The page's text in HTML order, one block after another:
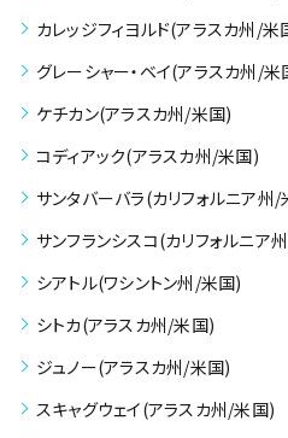
カレッジフィヨルド(アラスカ州/米
グレーシャー・ベイ(アラスカ州/米
ケチカン(アラスカ州/米国)
コディアック(アラスカ州/米国)
サンタバーバラ(カリフォルニア州
サンフランシスコ(カリフォルニア
シアトル(ワシントン州/米国)
シトカ(アラスカ州/米国)
ジュノー(アラスカ州/米国)
スキャグウェイ(アラスカ州/米国)